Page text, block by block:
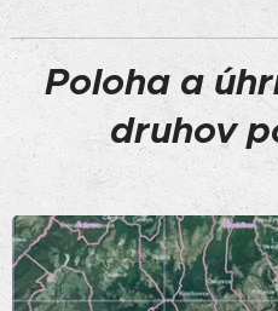
Poloha a
druhov